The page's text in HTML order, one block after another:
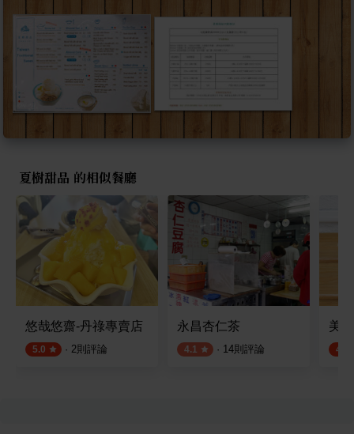
夏樹甜品 的相似餐廳
悠哉悠齋-丹祿專賣店
5.0 · 2則評論
永昌杏仁茶
4.1 · 14則評論
美
4.4